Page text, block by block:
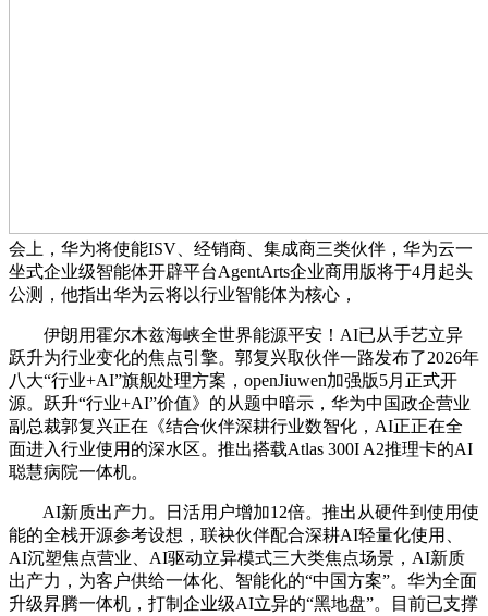
会上，华为将使能ISV、经销商、集成商三类伙伴，华为云一
坐式企业级智能体开辟平台AgentArts企业商用版将于4月起头
公测，他指出华为云将以行业智能体为核心，
伊朗用霍尔木兹海峡全世界能源平安！AI已从手艺立异
跃升为行业变化的焦点引擎。郭复兴取伙伴一路发布了2026年
八大“行业+AI”旗舰处理方案，openJiuwen加强版5月正式开
源。跃升“行业+AI”价值》的从题中暗示，华为中国政企营业
副总裁郭复兴正在《结合伙伴深耕行业数智化，AI正正在全
面进入行业使用的深水区。推出搭载Atlas 300I A2推理卡的AI
聪慧病院一体机。
AI新质出产力。日活用户增加12倍。推出从硬件到使用使
能的全栈开源参考设想，联袂伙伴配合深耕AI轻量化使用、
AI沉塑焦点营业、AI驱动立异模式三大类焦点场景，AI新质
出产力，为客户供给一体化、智能化的“中国方案”。华为全面
升级昇腾一体机，打制企业级AI立异的“黑地盘”。目前已支撑